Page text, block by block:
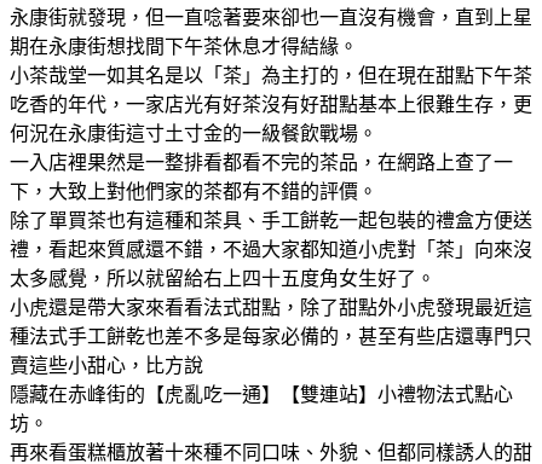
永康街就發現，但一直唸著要來卻也一直沒有機會，直到上星
期在永康街想找間下午茶休息才得結緣。
小茶哉堂一如其名是以「茶」為主打的，但在現在甜點下午茶
吃香的年代，一家店光有好茶沒有好甜點基本上很難生存，更
何況在永康街這寸土寸金的一級餐飲戰場。
一入店裡果然是一整排看都看不完的茶品，在網路上查了一
下，大致上對他們家的茶都有不錯的評價。
除了單買茶也有這種和茶具、手工餅乾一起包裝的禮盒方便送
禮，看起來質感還不錯，不過大家都知道小虎對「茶」向來沒
太多感覺，所以就留給右上四十五度角女生好了。
小虎還是帶大家來看看法式甜點，除了甜點外小虎發現最近這
種法式手工餅乾也差不多是每家必備的，甚至有些店還專門只
賣這些小甜心，比方說
隱藏在赤峰街的【虎亂吃一通】【雙連站】小禮物法式點心
坊。
再來看蛋糕櫃放著十來種不同口味、外貌、但都同樣誘人的甜